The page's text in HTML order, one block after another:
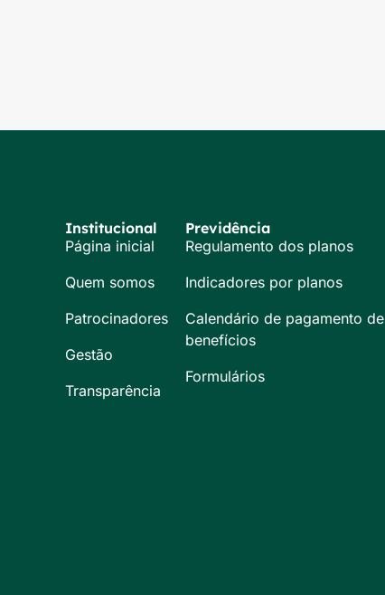
Institucional
Página inicial
Quem somos
Patrocinadores
Gestão
Transparência
Previdência
Regulamento dos planos
Indicadores por planos
Calendário de pagamento de
benefícios
Formulários